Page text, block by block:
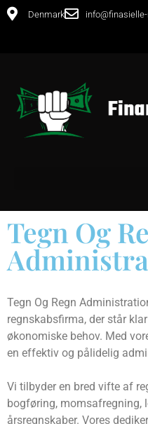
Denmark
Tegn Og
Tegn Og Regn
regnskabsfirma, der står
økonomiske behov. Med
en effektiv og pålidelig
Vi tilbyder en bred vifte af
bogføring, momsafregning,
årsregnskaber. Vores